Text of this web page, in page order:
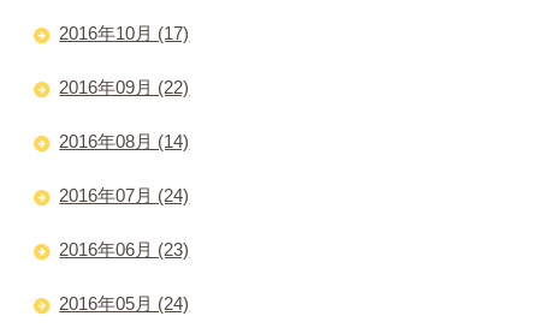
2016年10月 (17)
2016年09月 (22)
2016年08月 (14)
2016年07月 (24)
2016年06月 (23)
2016年05月 (24)